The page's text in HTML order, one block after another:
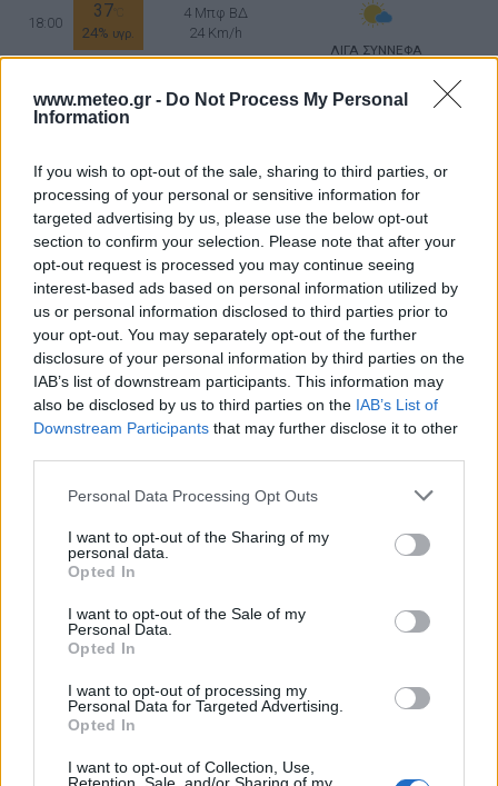
www.meteo.gr - Do Not Process My Personal
Information
If you wish to opt-out of the sale, sharing to third parties, or
processing of your personal or sensitive information for
targeted advertising by us, please use the below opt-out
section to confirm your selection. Please note that after your
opt-out request is processed you may continue seeing
interest-based ads based on personal information utilized by
us or personal information disclosed to third parties prior to
your opt-out. You may separately opt-out of the further
disclosure of your personal information by third parties on the
IAB’s list of downstream participants. This information may
also be disclosed by us to third parties on the IAB’s List of
Downstream Participants that may further disclose it to other
Personal Data Processing Opt Outs
I want to opt-out of the Sharing of my
personal data.
Opted In
I want to opt-out of the Sale of my
Personal Data.
Opted In
I want to opt-out of processing my
Personal Data for Targeted Advertising.
Opted In
I want to opt-out of Collection, Use,
18:00
37
24% υγρ.
4 Μπφ ΒΔ
24 Km/h
ΛΙΓΑ ΣΥΝΝΕΦΑ
21:00
32°C
33%υγρ.
3 Μπφ ΒΔ
ΤΡΙΤΗ11 ΑΥΓΟΥΣΤΟΥ Ανατολή: 06:45 - Δύση 20:37
00:00
28°C
47%υγρ.
3 Μπφ Α
16 Km/h
ΚΑΘΑΡΟΣ
03:00
27°C
42% υγρ.
3 Μπφ BA
16 Km/h
ΚΑΘΑΡΟΣ
25°C
3 Μπφ BA
16 Km/h
ΚΑΘΑΡΟΣ
36%υγρ.
2 Μπφ BA
36 °C
23%υγρ.
3 Μπφ Δ
36 °C
21%υγρ.
5 Μπφ Δ
35 Km/h
35°C
5 Μπφ ΒΔ